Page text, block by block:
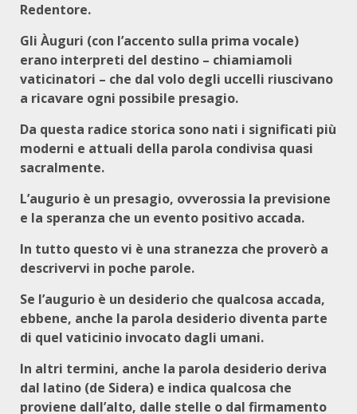
Redentore.
Gli Àuguri (con l’accento sulla prima vocale)
erano interpreti del destino – chiamiamoli
vaticinatori – che dal volo degli uccelli riuscivano
a ricavare ogni possibile presagio.
Da questa radice storica sono nati i significati più
moderni e attuali della parola condivisa quasi
sacralmente.
L’augurio è un presagio, ovverossia la previsione
e la speranza che un evento positivo accada.
In tutto questo vi è una stranezza che proverò a
descrivervi in poche parole.
Se l’augurio è un desiderio che qualcosa accada,
ebbene, anche la parola desiderio diventa parte
di quel vaticinio invocato dagli umani.
In altri termini, anche la parola desiderio deriva
dal latino (de Sidera) e indica qualcosa che
proviene dall’alto, dalle stelle o dal firmamento